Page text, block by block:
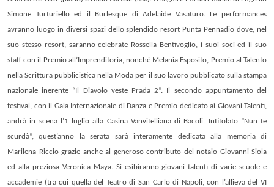
Simone Turturiello ed il Burlesque di Adelaide Vasaturo. Le performances
avranno luogo in diversi spazi dello splendido resort Punta Pennadio dove, nel
suo stesso resort, saranno celebrate Rossella Bentivoglio, i suoi soci ed il suo
staff con il Premio all’Imprenditoria, nonchè Melania Esposito, Premio al Talento
nella Scrittura pubblicistica nella Moda per il suo lavoro pubblicato sulla stampa
nazionale inerente “Il Diavolo veste Prada 2”. Il secondo appuntamento del
festival, con il Gala Internazionale di Danza e Premio dedicato ai Giovani Talenti,
andrà in scena l’1 luglio alla Casina Vanvitelliana di Bacoli. Intitolato “Nun te
scurdà”, quest’anno la serata sarà interamente dedicata alla memoria di
Marilena Riccio grazie anche al generoso contributo del notaio Giovanni Siola
ed alla preziosa Veronica Maya. Si esibiranno giovani talenti di varie scuole e
accademie (tra cui quella del Teatro di San Carlo di Napoli, con l’allieva del VI